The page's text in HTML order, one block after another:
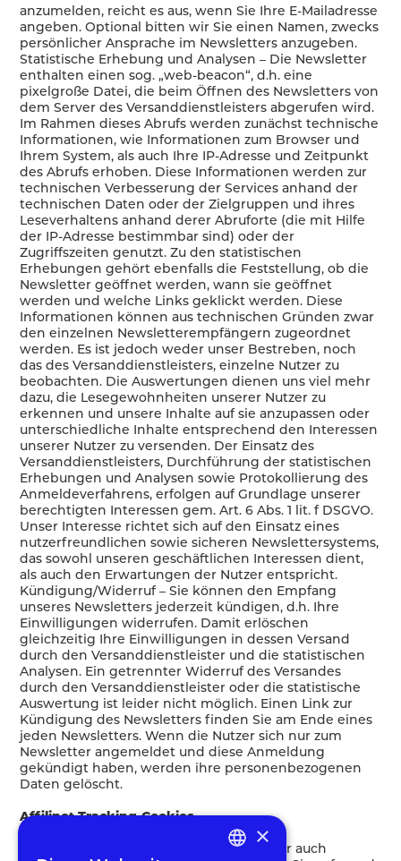
anzumelden, reicht es aus, wenn Sie Ihre E-Mailadresse
angeben. Optional bitten wir Sie einen Namen, zwecks
persönlicher Ansprache im Newsletters anzugeben.
Statistische Erhebung und Analysen – Die Newsletter
enthalten einen sog. „web-beacon“, d.h. eine
pixelgroße Datei, die beim Öffnen des Newsletters von
dem Server des Versanddienstleisters abgerufen wird.
Im Rahmen dieses Abrufs werden zunächst technische
Informationen, wie Informationen zum Browser und
Ihrem System, als auch Ihre IP-Adresse und Zeitpunkt
des Abrufs erhoben. Diese Informationen werden zur
technischen Verbesserung der Services anhand der
technischen Daten oder der Zielgruppen und ihres
Leseverhaltens anhand derer Abruforte (die mit Hilfe
der IP-Adresse bestimmbar sind) oder der
Zugriffszeiten genutzt. Zu den statistischen
Erhebungen gehört ebenfalls die Feststellung, ob die
Newsletter geöffnet werden, wann sie geöffnet
werden und welche Links geklickt werden. Diese
Informationen können aus technischen Gründen zwar
den einzelnen Newsletterempfängern zugeordnet
werden. Es ist jedoch weder unser Bestreben, noch
das des Versanddienstleisters, einzelne Nutzer zu
beobachten. Die Auswertungen dienen uns viel mehr
dazu, die Lesegewohnheiten unserer Nutzer zu
erkennen und unsere Inhalte auf sie anzupassen oder
unterschiedliche Inhalte entsprechend den Interessen
unserer Nutzer zu versenden. Der Einsatz des
Versanddienstleisters, Durchführung der statistischen
Erhebungen und Analysen sowie Protokollierung des
Anmeldeverfahrens, erfolgen auf Grundlage unserer
berechtigten Interessen gem. Art. 6 Abs. 1 lit. f DSGVO.
Unser Interesse richtet sich auf den Einsatz eines
nutzerfreundlichen sowie sicheren Newslettersystems,
das sowohl unseren geschäftlichen Interessen dient,
als auch den Erwartungen der Nutzer entspricht.
Kündigung/Widerruf – Sie können den Empfang
unseres Newsletters jederzeit kündigen, d.h. Ihre
Einwilligungen widerrufen. Damit erlöschen
gleichzeitig Ihre Einwilligungen in dessen Versand
durch den Versanddienstleister und die statistischen
Analysen. Ein getrennter Widerruf des Versandes
durch den Versanddienstleister oder die statistische
Auswertung ist leider nicht möglich. Einen Link zur
Kündigung des Newsletters finden Sie am Ende eines
jeden Newsletters. Wenn die Nutzer sich nur zum
Newsletter angemeldet und diese Anmeldung
gekündigt haben, werden ihre personenbezogenen
Daten gelöscht.
Affilinet-Tracking-Cookies
In unserem Internetauftritt bewerben wir auch
×